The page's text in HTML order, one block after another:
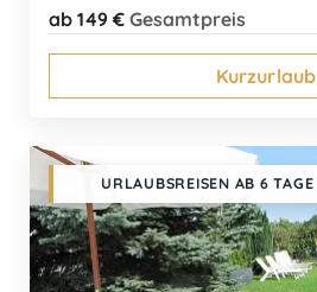
ab 149 € Gesamtpreis
Kurzurlaub
URLAUBSREISEN AB 6 TAGE